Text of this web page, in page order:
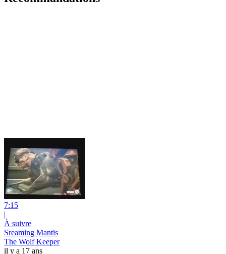
7:15
|
À suivre
Sreaming Mantis
The Wolf Keeper
il y a 17 ans